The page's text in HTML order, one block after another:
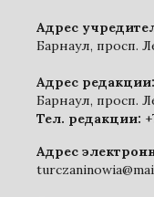
Адрес
Барнаул, просп.
Адрес редакции:
Барнаул, просп.
Тел. редакции:
Адрес